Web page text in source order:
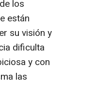
los
están
su visión y
dificulta
y con
las